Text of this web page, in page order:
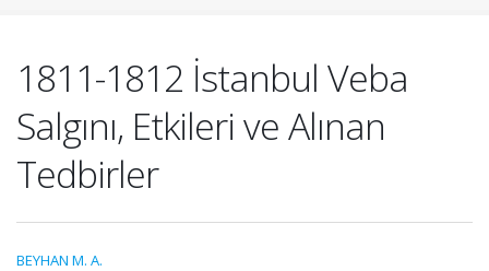
1811-1812 İstanbul Veba
Salgını, Etkileri ve Alınan
Tedbirler
BEYHAN M. A.